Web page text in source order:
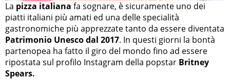
La pizza italiana fa sognare, è sicuramente uno dei
piatti italiani più amati ed una delle specialità
gastronomiche più apprezzate tanto da essere diventata
Patrimonio Unesco dal 2017. In questi giorni la bontà
partenopea ha fatto il giro del mondo fino ad essere
ripostata sul profilo Instagram della popstar Britney
Spears.